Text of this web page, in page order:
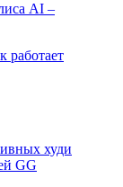
AI –
работает
худи
GG